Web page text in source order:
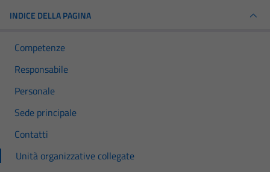
INDICE DELLA PAGINA
Competenze
Responsabile
Personale
Sede principale
Contatti
Unità organizzative collegate